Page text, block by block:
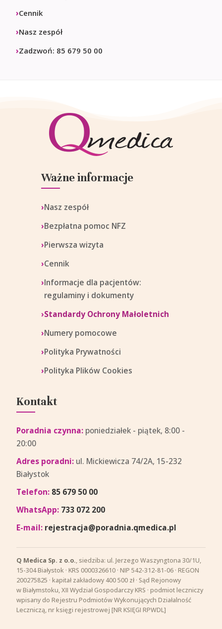
Cennik
Nasz zespół
Zadzwoń: 85 679 50 00
Ważne informacje
Nasz zespół
Bezpłatna pomoc NFZ
Pierwsza wizyta
Cennik
Informacje dla pacjentów:
regulaminy i dokumenty
Standardy Ochrony Małoletnich
Numery pomocowe
Polityka Prywatności
Polityka Plików Cookies
Kontakt
Poradnia czynna: poniedziałek - piątek, 8:00 -
20:00
Adres poradni: ul. Mickiewicza 74/2A, 15-232
Białystok
Telefon: 85 679 50 00
WhatsApp: 733 072 200
E-mail: rejestracja@poradnia.qmedica.pl
Q Medica Sp. z o.o., siedziba: ul. Jerzego Waszyngtona 30/1U,
15-304 Białystok · KRS 0000326610 · NIP 542-312-81-06 · REGON
200275825 · kapitał zakładowy 400 500 zł · Sąd Rejonowy
w Białymstoku, XII Wydział Gospodarczy KRS · podmiot leczniczy
wpisany do Rejestru Podmiotów Wykonujących Działalność
Leczniczą, nr księgi rejestrowej [NR KSIĘGI RPWDL]